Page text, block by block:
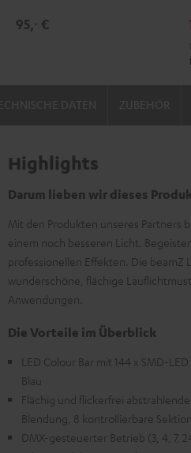
95,‐ €
Highlights
Darum lieben wir dieses
Mit den Produkten unseres Partners
einem noch besseren Licht.
professionellen Effekten. Die beamZ
wunderschöne, flächige
Anwendungen.
Die Vorteile im Überblick
LED Colour Bar mit 144 x SMD-
Blau
Flächig und flickerfrei
Blendung, 8 kontrollierbare
DMX-gesteuerter Betrieb (3, 4, 7,